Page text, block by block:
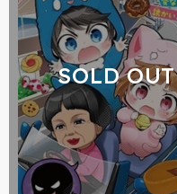
SOLD OUT